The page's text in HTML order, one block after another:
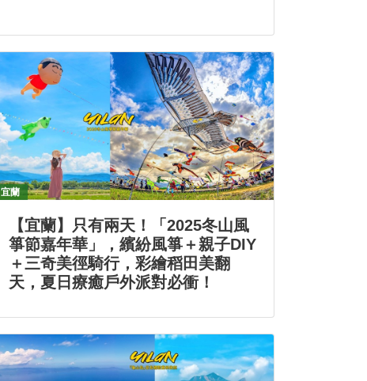
宜蘭
【宜蘭】只有兩天！「2025冬山風
箏節嘉年華」，繽紛風箏＋親子DIY
＋三奇美徑騎行，彩繪稻田美翻
天，夏日療癒戶外派對必衝！